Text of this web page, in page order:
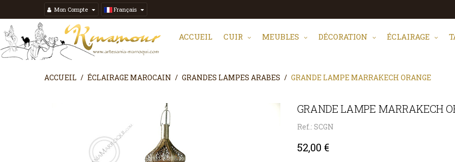
Mon Compte Français
ACCUEIL CUIR MEUBLES DÉCORATION ÉCLAIRAGE
ACCUEIL ÉCLAIRAGE MAROCAIN GRANDES LAMPES ARABES GRANDE LAMPE MARRAKECH ORANGE
GRANDE LAMPE MARRAKECH
Ref.: SCGN
52,00 €